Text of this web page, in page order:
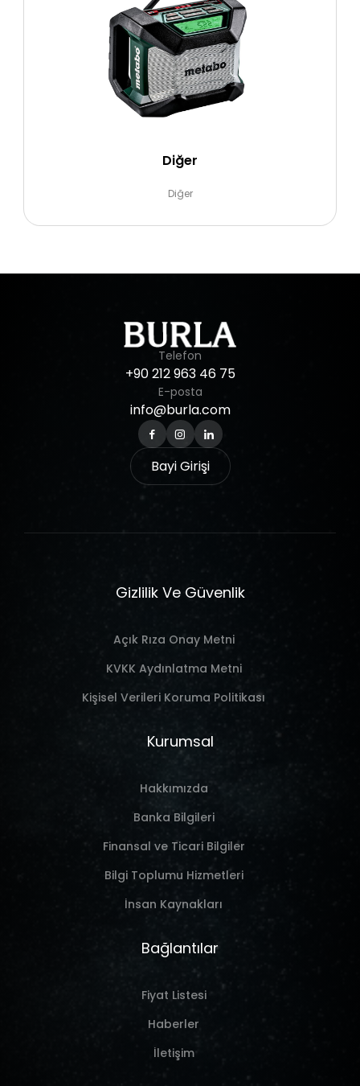
Diğer
Diğer
Telefon
+90212963 46 75
E-posta
info@burla.com
Bayi Girişi
Gizlilik Ve Güvenlik
Açık Rıza Onay Metni
KVKK Aydınlatma Metni
Kişisel Verileri Koruma Politikası
Kurumsal
Hakkımızda
Banka Bilgileri
Finansal ve Ticari Bilgiler
Bilgi Toplumu Hizmetleri
İnsan Kaynakları
Bağlantılar
Fiyat Listesi
Haberler
İletişim